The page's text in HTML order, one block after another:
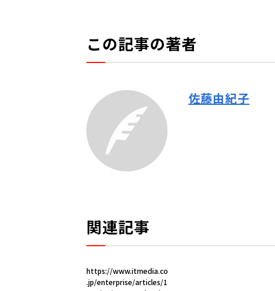
この記事の著者
佐藤由紀子
関連記事
https://www.itmedia.co
.jp/enterprise/articles/1